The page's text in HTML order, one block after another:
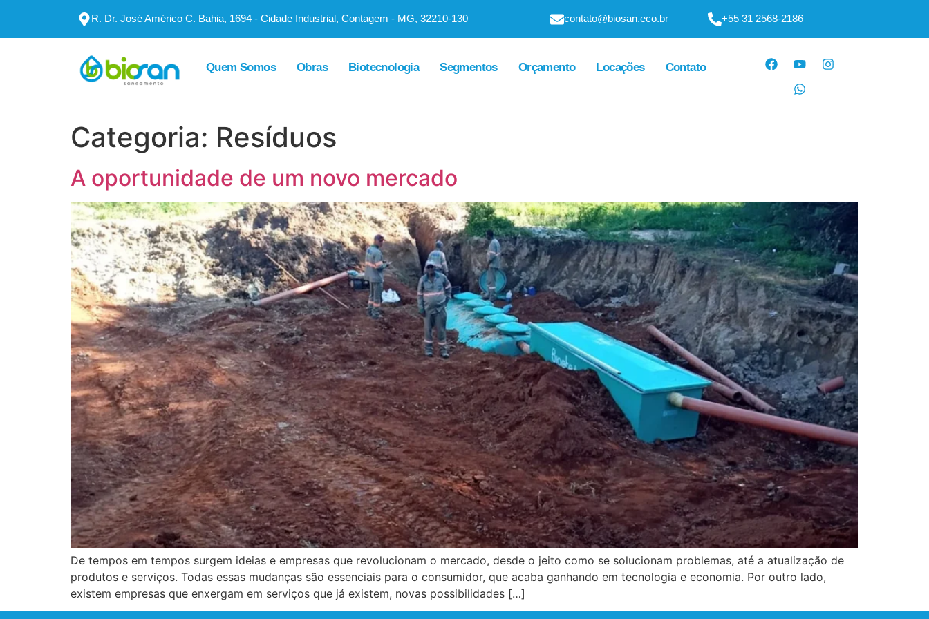
R. Dr. José Américo C. Bahia, 1694 - Cidade Industrial, Contagem - MG, 32210-130 contato@biosan.eco.br +55 31 2568-2186
Quem Somos Obras Biotecnologia Segmentos Orçamento Locações Contato
Categoria: Resíduos
A oportunidade de um novo mercado
De tempos em tempos surgem ideias e empresas que revolucionam o mercado, desde o jeito como se solucionam problemas, até a atualização de
produtos e serviços. Todas essas mudanças são essenciais para o consumidor, que acaba ganhando em tecnologia e economia. Por outro lado,
existem empresas que enxergam em serviços que já existem, novas possibilidades […]